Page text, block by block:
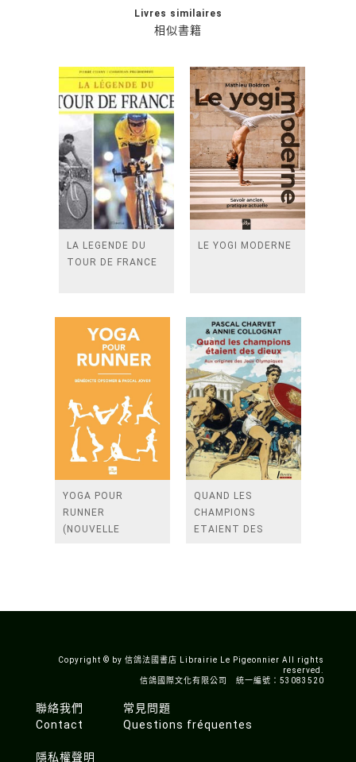
相似書籍
Livres similaires
LA LEGENDE DU
TOUR DE FRANCE
LE YOGI MODERNE
YOGA POUR
RUNNER
(NOUVELLE
QUAND LES
CHAMPIONS
ETAIENT DES
Copyright © by 信鴿法國書店 Librairie Le Pigeonnier All rights
reserved.
信鴿國際文化有限公司 統一編號：53083520
聯絡我們
Contact
常見問題
Questions fréquentes
隱私權聲明